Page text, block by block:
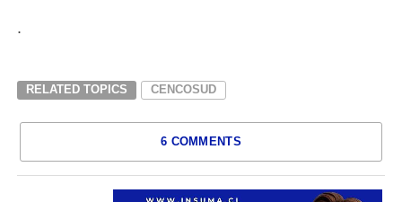
.
RELATED TOPICS CENCOSUD
6 COMMENTS